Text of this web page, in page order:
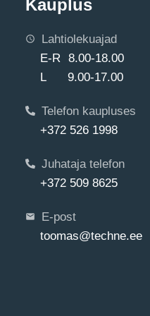
Kauplus
Lahtiolekuajad
E-R 8.00-18.00
L 9.00-17.00
Telefon kaupluses
+372 526 1998
Juhataja telefon
+372 509 8625
E-post
toomas@techne.ee